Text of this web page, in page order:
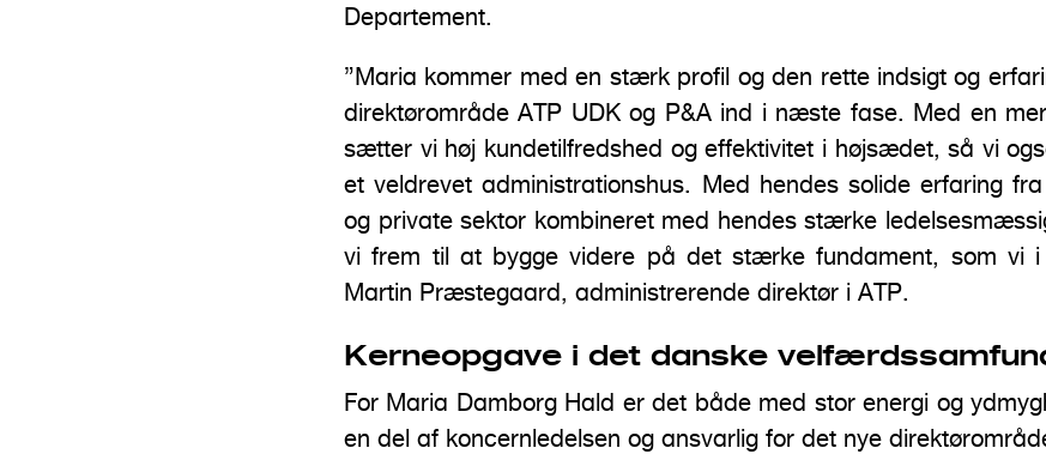
Departement.
”Maria kommer med en stærk profil og den rette indsigt og
direktørområde ATP UDK og P&A ind i næste fase. Med en
sætter vi høj kundetilfredshed og effektivitet i højsædet, så vi
et veldrevet administrationshus. Med hendes solide erfaring
og private sektor kombineret med hendes stærke
vi frem til at bygge videre på det stærke fundament, som vi
Martin Præstegaard, administrerende direktør i ATP.
Kerneopgave i det danske
For Maria Damborg Hald er det både med stor energi og
en del af koncernledelsen og ansvarlig for det nye